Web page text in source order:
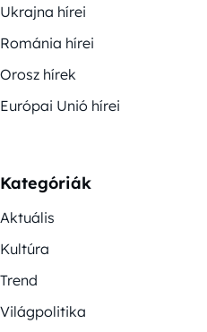
Ukrajna hírei
Románia hírei
Orosz hírek
Európai Unió hírei
Kategóriák
Aktuális
Kultúra
Trend
Világpolitika